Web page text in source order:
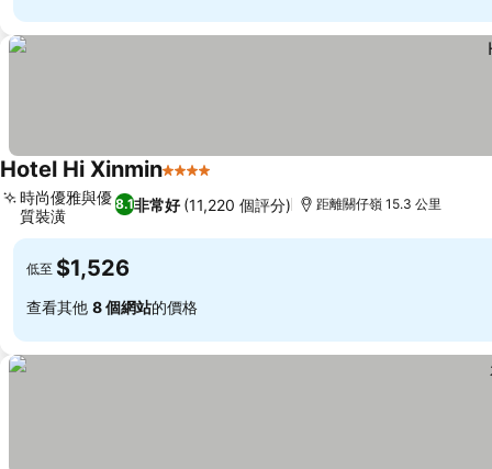
Hotel Hi Xinmin4 星級
8.1非常好 (11,220 個評分)
時尚優雅與優
質裝潢
距離關仔嶺 15.3 公里
低至 $1,526
查看其他 8 個網站的價格